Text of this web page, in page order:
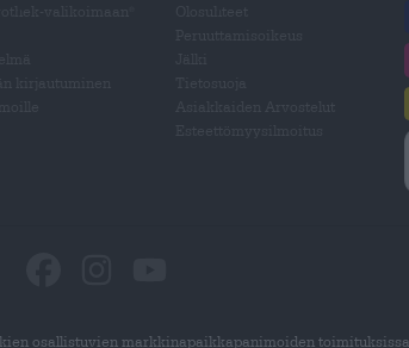
osallistuvien markkinapaikkapanimoiden toimituksissa